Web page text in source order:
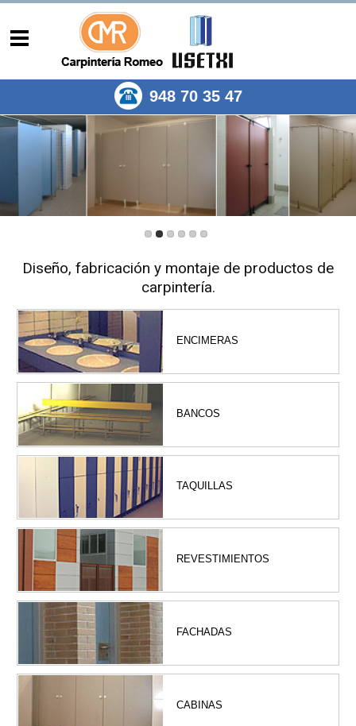
948 70 35 47
Diseño, fabricación y montaje de productos de
carpintería.
ENCIMERAS
BANCOS
TAQUILLAS
REVESTIMIENTOS
FACHADAS
CABINAS